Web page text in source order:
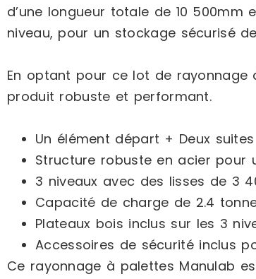
d’une longueur totale de 10
niveau, pour un stockage sécurisé
En optant pour ce lot de rayonnage
produit robuste et performant.
Un élément départ + Deux
Structure robuste en acier pour
3 niveaux avec des lisses de 3
Capacité de charge de 2.4
Plateaux bois inclus sur les 3
Accessoires de sécurité inclus
Ce rayonnage à palettes Manulab